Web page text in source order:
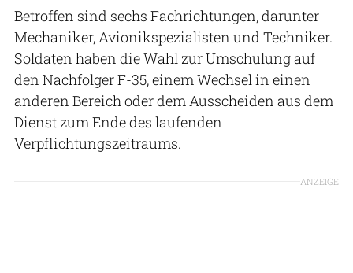
Betroffen sind sechs Fachrichtungen, darunter
Mechaniker, Avionikspezialisten und Techniker.
Soldaten haben die Wahl zur Umschulung auf
den Nachfolger F-35, einem Wechsel in einen
anderen Bereich oder dem Ausscheiden aus dem
Dienst zum Ende des laufenden
Verpflichtungszeitraums.
ANZEIGE